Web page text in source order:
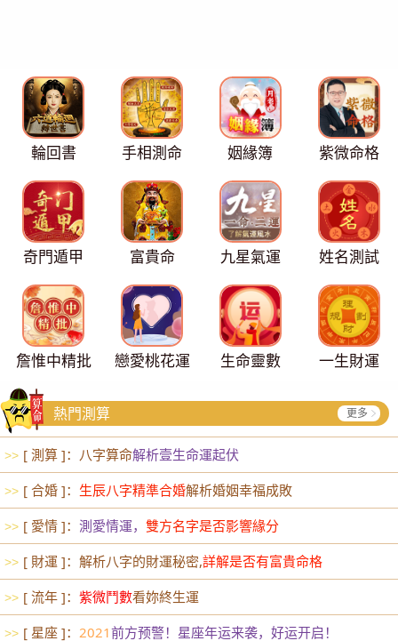
輪回書 手相測命 姻緣簿 紫微命格
奇門遁甲 富貴命 九星氣運 姓名測試
詹惟中精批 戀愛桃花運 生命靈數 一生財運
熱門測算 更多
>> [ 測算 ]：八字算命解析壹生命運起伏
>> [ 合婚 ]： 生辰八字精準合婚解析婚姻幸福成敗
>> [ 愛情 ]： 測愛情運， 雙方名字是否影響緣分
>> [ 財運 ]：解析八字的財運秘密,詳解是否有富貴命格
>> [ 流年 ]： 紫微鬥數看妳終生運
>> [ 星座 ]： 2021前方预警！星座年运来袭，好运开启！